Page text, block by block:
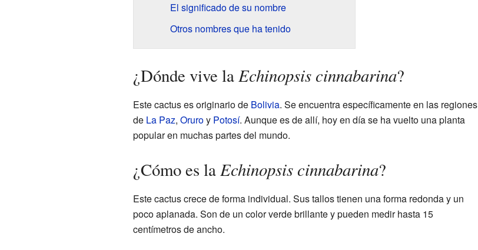
El significado de su nombre
Otros nombres que ha tenido
¿Dónde vive laEchinopsis cinnabarina?
Este cactus es originario de Bolivia. Se encuentra específicamente en las regiones
de La Paz, Oruroy Potosí. Aunque es de allí, hoy en día se ha vuelto una planta
popular en muchas partes del mundo.
¿Cómo es laEchinopsis cinnabarina?
Este cactus crece de forma individual. Sus tallos tienen una forma redonda y un
poco aplanada. Son de un color verde brillante y pueden medir hasta 15
centímetros de ancho.